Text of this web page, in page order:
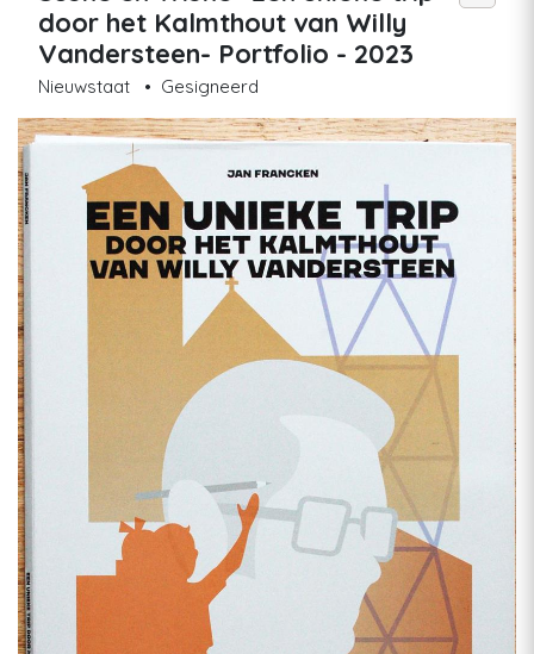
door het Kalmthout van Willy
Vandersteen- Portfolio - 2023
Nieuwstaat • Gesigneerd